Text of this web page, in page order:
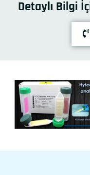
Detaylı Bilgi